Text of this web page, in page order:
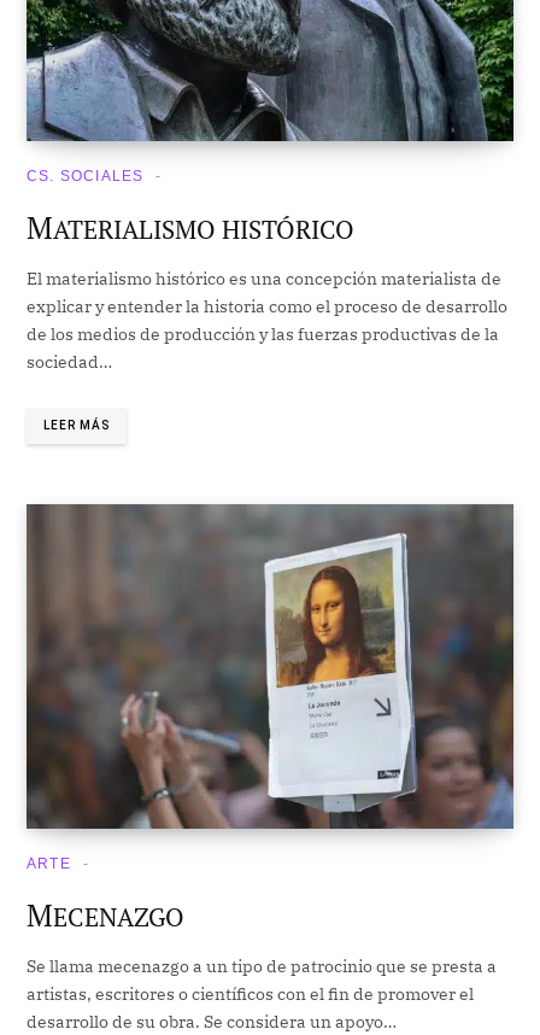
CS. SOCIALES
MATERIALISMO HISTÓRICO
El materialismo histórico es una concepción materialista de
explicar y entender la historia como el proceso de desarrollo
de los medios de producción y las fuerzas productivas de la
sociedad…
LEER MÁS
ARTE
MECENAZGO
Se llama mecenazgo a un tipo de patrocinio que se presta a
artistas, escritores o científicos con el fin de promover el
desarrollo de su obra. Se considera un apoyo…